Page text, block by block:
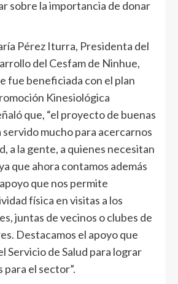
sobre la importancia de donar
Pérez Iturra, Presidenta del
del Cesfam de Ninhue,
fue beneficiada con el plan
Kinesiológica
que, “el proyecto de buenas
servido mucho para acercarnos
a la gente, a quienes necesitan
que ahora contamos además
que nos permite
física en visitas a los
juntas de vecinos o clubes de
Destacamos el apoyo que
Servicio de Salud para lograr
el sector”.